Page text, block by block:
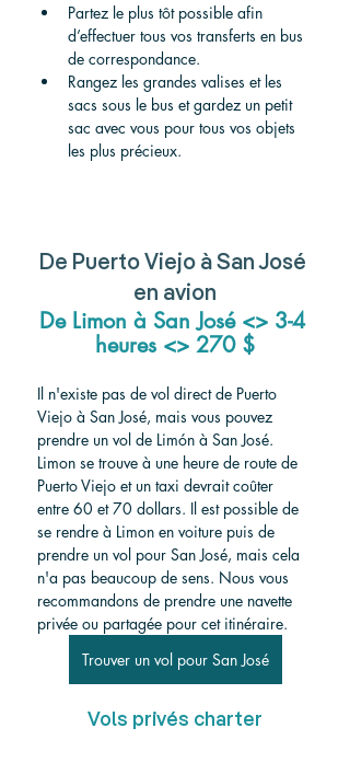
Partez le plus tôt possible afin
d’effectuer tous vos transferts en bus
de correspondance.
Rangez les grandes valises et les
sacs sous le bus et gardez un petit
sac avec vous pour tous vos objets
les plus précieux.
De Puerto Viejo à San José
en avion
De Limon à San José <> 3-4
heures <> 270 $
Il n'existe pas de vol direct de Puerto
Viejo à San José, mais vous pouvez
prendre un vol de Limón à San José.
Limon se trouve à une heure de route de
Puerto Viejo et un taxi devrait coûter
entre 60 et 70 dollars. Il est possible de
se rendre à Limon en voiture puis de
prendre un vol pour San José, mais cela
n'a pas beaucoup de sens. Nous vous
recommandons de prendre une navette
privée ou partagée pour cet itinéraire.
Trouver un vol pour San José
Vols privés charter